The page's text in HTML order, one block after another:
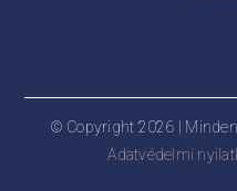
© Copyright 2026 | Minden
Adatvédelmi